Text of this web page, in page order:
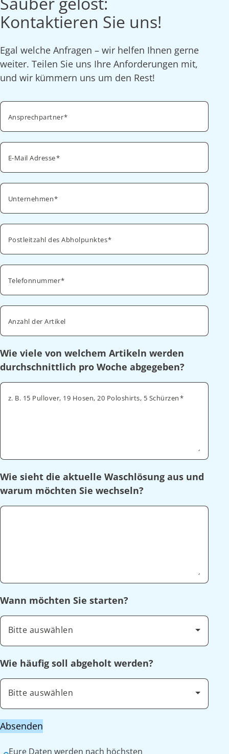
Kontaktieren Sie uns!
Egal welche Anfragen – wir helfen Ihnen gerne
weiter. Teilen Sie uns Ihre Anforderungen mit,
und wir kümmern uns um den Rest!
Ansprechpartner
E-Mail Adresse
Unternehmen
Postleitzahl des Abholpunktes
Telefonnummer
Anzahl der Artikel
Wie viele von welchem Artikeln werden
durchschnittlich pro Woche abgegeben?
z. B. 15 Pullover, 19 Hosen, 20 Poloshirts, 5 Schürzen
Wie sieht die aktuelle Waschlösung aus und
warum möchten Sie wechseln?
Wann möchten Sie starten?
Bitte auswählen
Wie häufig soll abgeholt werden?
Bitte auswählen
Absenden
Eure Daten werden nach höchsten